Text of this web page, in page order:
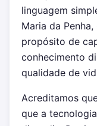
linguagem
Maria da
propósito de
conhecimento
qualidade de
Acreditamos
que a